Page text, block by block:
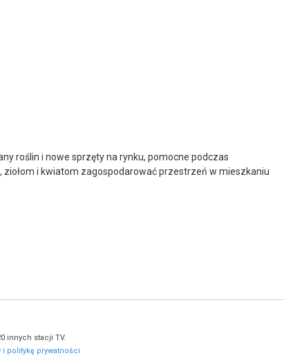
roślin i nowe sprzęty na rynku, pomocne podczas
i kwiatom zagospodarować przestrzeń w mieszkaniu
innych stacji TV.
i politykę prywatności